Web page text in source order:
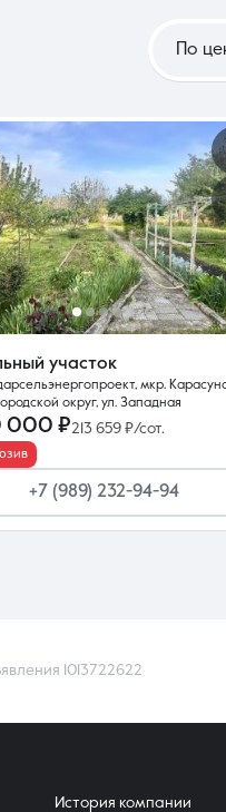
По
участок
мкр.
округ, ул. Западная
000 ₽213 659 ₽/сот.
+7 (989) 232-94-94
1013722622
История компании